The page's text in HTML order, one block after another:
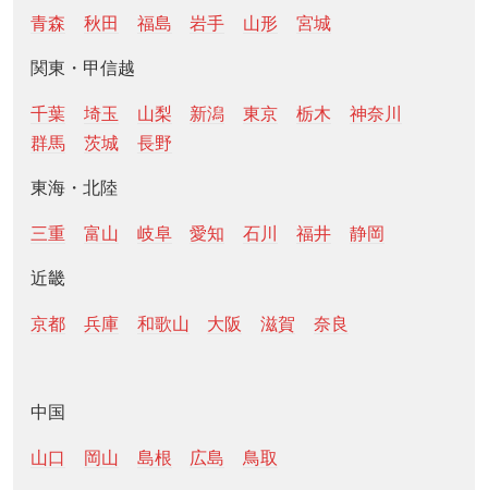
青森 秋田 福島 岩手 山形 宮城
関東・甲信越
千葉 埼玉 山梨 新潟 東京 栃木
神奈川
群馬
茨城 長野
東海・北陸
三重 富山 岐阜 愛知 石川 福井 静岡
近畿
京都 兵庫 和歌山 大阪 滋賀 奈良
中国
山口 岡山 島根 広島 鳥取